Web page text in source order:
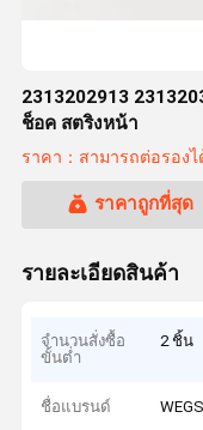
2313202913
ช็อค สตริงหน้า
ราคา：สามารถต่อรองไ
ราคาถูกที่สุด
รายละเอียดสินค้า
จำนวนสั่งซื้อ
ขั้นต่ำ
2 ชิ้น
ชื่อแบรนด์